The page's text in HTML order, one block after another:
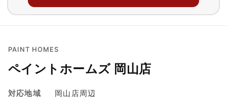
PAINT HOMES
ペイントホームズ 岡山店
対応地域
岡山店周辺